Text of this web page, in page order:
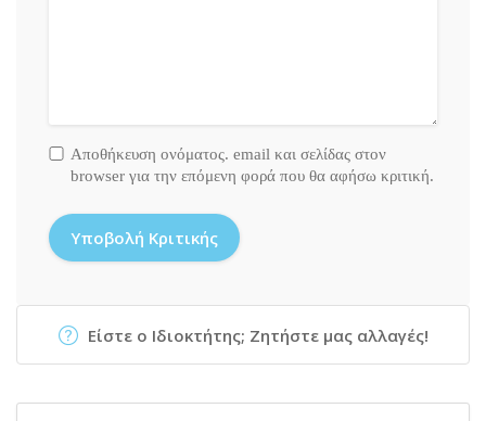
Αποθήκευση ονόματος. email και σελίδας στον
browser για την επόμενη φορά που θα αφήσω κριτική.
Είστε ο Ιδιοκτήτης; Ζητήστε μας αλλαγές!